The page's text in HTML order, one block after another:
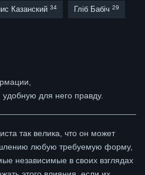
Казанский 34 Гліб Бабіч 29
для него правду.
так велика, что он может
любую требуемую форму,
независимые в своих взглядах